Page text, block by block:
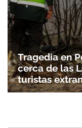
Tragedia en
cerca de las
turistas